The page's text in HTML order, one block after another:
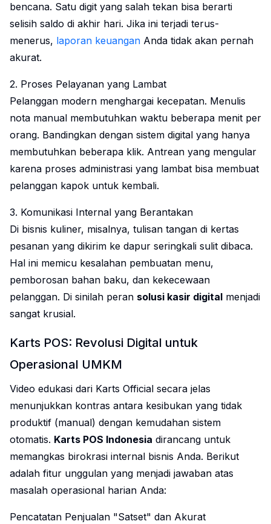
bencana. Satu digit yang salah tekan bisa berarti
selisih saldo di akhir hari. Jika ini terjadi terus-
menerus, laporan keuangan Anda tidak akan pernah
akurat.
2. Proses Pelayanan yang Lambat
Pelanggan modern menghargai kecepatan. Menulis
nota manual membutuhkan waktu beberapa menit per
orang. Bandingkan dengan sistem digital yang hanya
membutuhkan beberapa klik. Antrean yang mengular
karena proses administrasi yang lambat bisa membuat
pelanggan kapok untuk kembali.
3. Komunikasi Internal yang Berantakan
Di bisnis kuliner, misalnya, tulisan tangan di kertas
pesanan yang dikirim ke dapur seringkali sulit dibaca.
Hal ini memicu kesalahan pembuatan menu,
pemborosan bahan baku, dan kekecewaan
pelanggan. Di sinilah peran solusi kasir digital menjadi
sangat krusial.
Karts POS: Revolusi Digital untuk
Operasional UMKM
Video edukasi dari Karts Official secara jelas
menunjukkan kontras antara kesibukan yang tidak
produktif (manual) dengan kemudahan sistem
otomatis. Karts POS Indonesia dirancang untuk
memangkas birokrasi internal bisnis Anda. Berikut
adalah fitur unggulan yang menjadi jawaban atas
masalah operasional harian Anda:
Pencatatan Penjualan "Satset" dan Akurat